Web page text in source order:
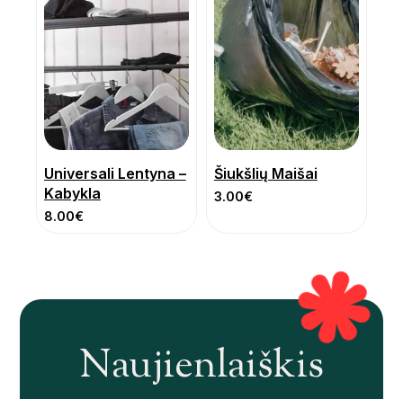
Universali Lentyna –
Kabykla
8.00€
Šiukšlių Maišai
3.00€
Naujienlaiškis